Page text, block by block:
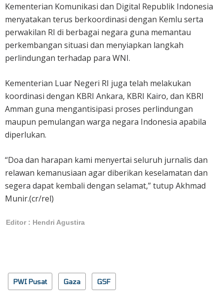
Kementerian Komunikasi dan Digital Republik Indonesia
menyatakan terus berkoordinasi dengan Kemlu serta
perwakilan RI di berbagai negara guna memantau
perkembangan situasi dan menyiapkan langkah
perlindungan terhadap para WNI.
Kementerian Luar Negeri RI juga telah melakukan
koordinasi dengan KBRI Ankara, KBRI Kairo, dan KBRI
Amman guna mengantisipasi proses perlindungan
maupun pemulangan warga negara Indonesia apabila
diperlukan.
“Doa dan harapan kami menyertai seluruh jurnalis dan
relawan kemanusiaan agar diberikan keselamatan dan
segera dapat kembali dengan selamat,” tutup Akhmad
Munir.(cr/rel)
Editor : Hendri Agustira
PWI Pusat Gaza GSF